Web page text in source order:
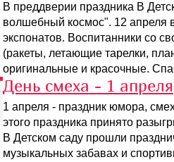
В преддверии праздника В
волшебный космос". 12 апреля
экспонатов. Воспитанники со
(ракеты, летающие тарелки,
оригинальные и красочные.
День смеха - 1 апреля
1 апреля - праздник юмора,
этого праздника принято
В Детском саду прошли
музыкальных забавах и